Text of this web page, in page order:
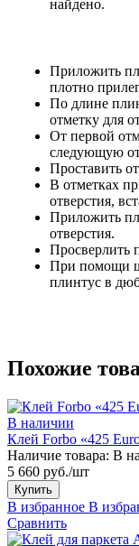
найдено.
Приложить
плотно
По длине
отметку для
От первой
следующую
Проставить
В отметках
отверстия,
Приложить
отверстия.
Просверлить
При помощи
плинтус в
Похожие
В наличии
Клей Forbo «425
Наличие товара: В
5 660 руб./шт
Купить
В избранное В
Сравнить